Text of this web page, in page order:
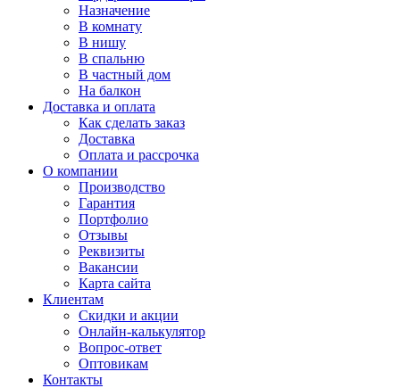
Назначение
В комнату
В нишу
В спальню
В частный дом
На балкон
Доставка и оплата
Как сделать заказ
Доставка
Оплата и рассрочка
О компании
Производство
Гарантия
Портфолио
Отзывы
Реквизиты
Вакансии
Карта сайта
Клиентам
Скидки и акции
Онлайн-калькулятор
Вопрос-ответ
Оптовикам
Контакты